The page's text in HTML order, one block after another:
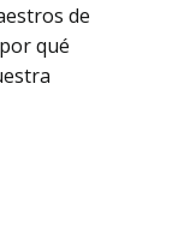
de
qué